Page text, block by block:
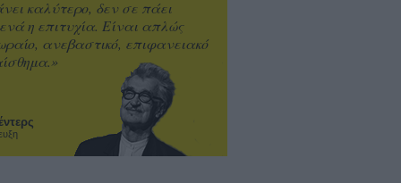
καλύτερο, δεν σε πάει
η επιτυχία. Είναι απλώς
ανεβαστικό, επιφανειακό